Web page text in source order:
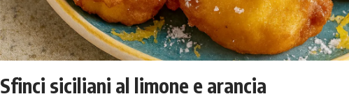
Sfinci siciliani al limone e arancia